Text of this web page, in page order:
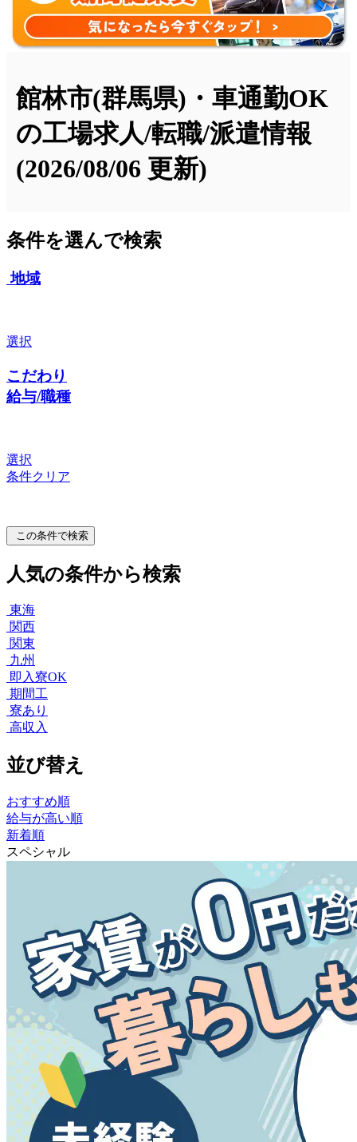
館林市(群馬県)・車通勤OK
の工場求人/転職/派遣情報
(2026/08/06 更新)
条件を選んで検索
地域
選択
こだわり
給与/職種
選択
条件クリア
この条件で検索
人気の条件から検索
東海
関西
関東
九州
即入寮OK
期間工
寮あり
高収入
並び替え
おすすめ順
給与が高い順
新着順
スペシャル